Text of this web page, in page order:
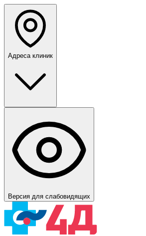
Адреса клиник
Версия для слабовидящих